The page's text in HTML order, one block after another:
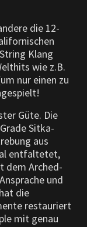
die 12-
Klang
wie z.B.
nur einen zu
Güte. Die
Sitka-
aus
entfaltetet,
dem Arched-
und
die
restauriert
mit genau